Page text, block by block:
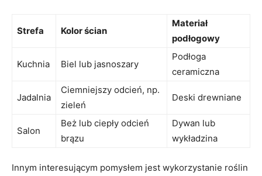
Strefa Kolor ścian
Materiał
podłogowy
Kuchnia Biel lub jasnoszary
Podłoga
ceramiczna
Jadalnia
Ciemniejszy odcień, np.
zieleń
Deski drewniane
Salon
Beż lub ciepły odcień
brązu
Dywan lub
wykładzina
Innym interesującym ‍pomysłem jest wykorzystanie roślin